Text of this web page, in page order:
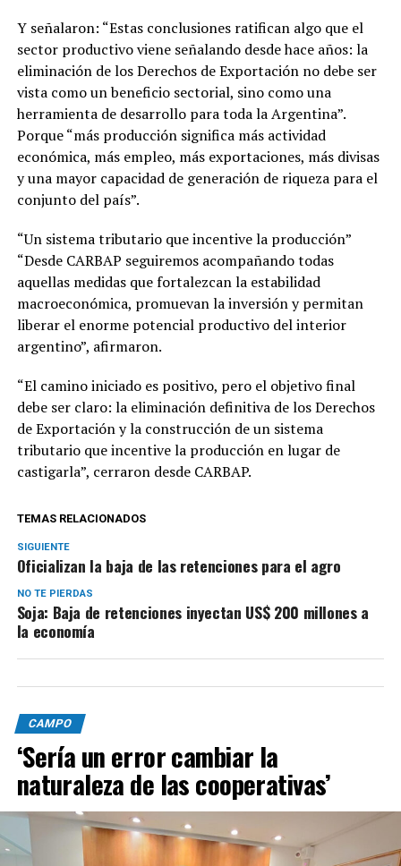
Y señalaron: “Estas conclusiones ratifican algo que el
sector productivo viene señalando desde hace años: la
eliminación de los Derechos de Exportación no debe ser
vista como un beneficio sectorial, sino como una
herramienta de desarrollo para toda la Argentina”.
Porque “más producción significa más actividad
económica, más empleo, más exportaciones, más divisas
y una mayor capacidad de generación de riqueza para el
conjunto del país”.
“Un sistema tributario que incentive la producción”
“Desde CARBAP seguiremos acompañando todas
aquellas medidas que fortalezcan la estabilidad
macroeconómica, promuevan la inversión y permitan
liberar el enorme potencial productivo del interior
argentino”, afirmaron.
“El camino iniciado es positivo, pero el objetivo final
debe ser claro: la eliminación definitiva de los Derechos
de Exportación y la construcción de un sistema
tributario que incentive la producción en lugar de
castigarla”, cerraron desde CARBAP.
TEMAS RELACIONADOS
SIGUIENTE
Oficializan la baja de las retenciones para el agro
NO TE PIERDAS
Soja: Baja de retenciones inyectan US$ 200 millones a
la economía
CAMPO
‘Sería un error cambiar la
naturaleza de las cooperativas’